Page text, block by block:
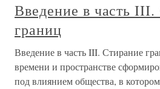
Введение в часть III.
границ
Введение в часть III. Стирание
времени и пространстве
под влиянием общества, в